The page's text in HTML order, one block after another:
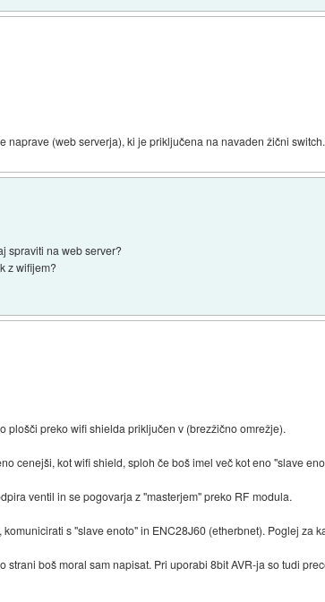
(web serverja), ki je priključena na navaden žični switch.
spraviti na web server?
z wifijem?
preko wifi shielda priključen v (brezžično omrežje).
cenejši, kot wifi shield, sploh če boš imel več kot eno "slave
ventil in se pogovarja z "masterjem" preko RF modula.
s "slave enoto" in ENC28J60 (etherbnet). Poglej za
boš moral sam napisat. Pri uporabi 8bit AVR-ja so tudi